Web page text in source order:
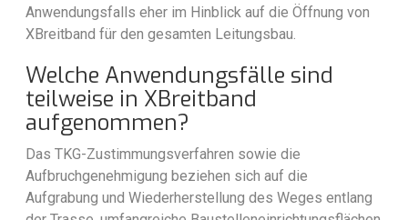
Anwendungsfalls eher im Hinblick auf die Öffnung von
XBreitband für den gesamten Leitungsbau.
Welche Anwendungsfälle sind
teilweise in XBreitband
aufgenommen?
Das TKG-Zustimmungsverfahren sowie die
Aufbruchgenehmigung beziehen sich auf die
Aufgrabung und Wiederherstellung des Weges entlang